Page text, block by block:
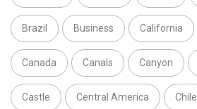
Brazil Business California
Canada Canals Canyon
Castle Central America Chile